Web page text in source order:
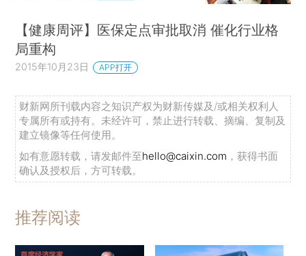
【健康周评】医保定点审批取消 催化行业格
局重构
2015年10月23日 APP打开
财新网所刊载内容之知识产权为财新传媒及/或相关权利人
专属所有或持有。未经许可，禁止进行转载、摘编、复制及
建立镜像等任何使用。
如有意愿转载，请发邮件至hello@caixin.com ，获得书面
确认及授权后，方可转载。
推荐阅读